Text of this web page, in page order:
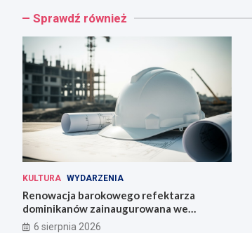
Sprawdź również
KULTURA WYDARZENIA
Renowacja barokowego refektarza
dominikanów zainaugurowana we
Wrocławiu
6 sierpnia 2026